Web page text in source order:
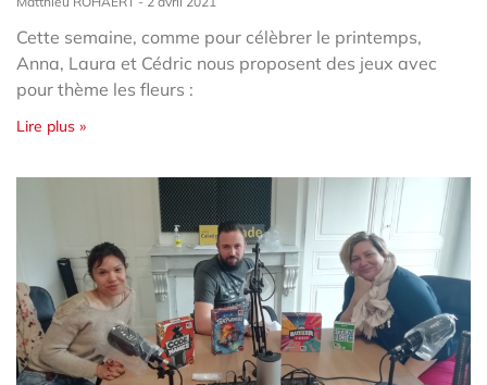
Cette semaine, comme pour célèbrer le printemps,
Anna, Laura et Cédric nous proposent des jeux avec
pour thème les fleurs :
Lire plus »